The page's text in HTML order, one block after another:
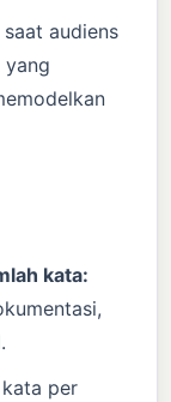
audiens
yang
kata:
per